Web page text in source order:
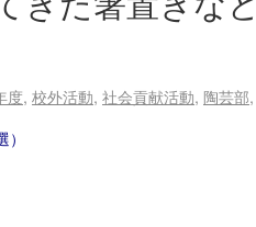
度, 校外活動, 社会貢献活動, 陶芸部